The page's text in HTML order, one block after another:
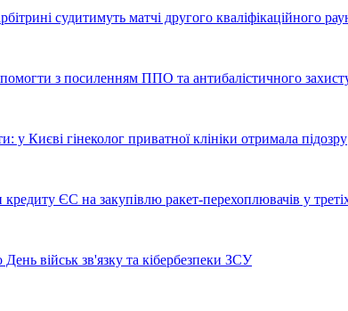
судитимуть матчі другого кваліфікаційного
з посиленням ППО та антибалістичного
у Києві гінеколог приватної клініки отримала підозру
ЄС на закупівлю ракет-перехоплювачів у
військ зв'язку та кібербезпеки ЗСУ